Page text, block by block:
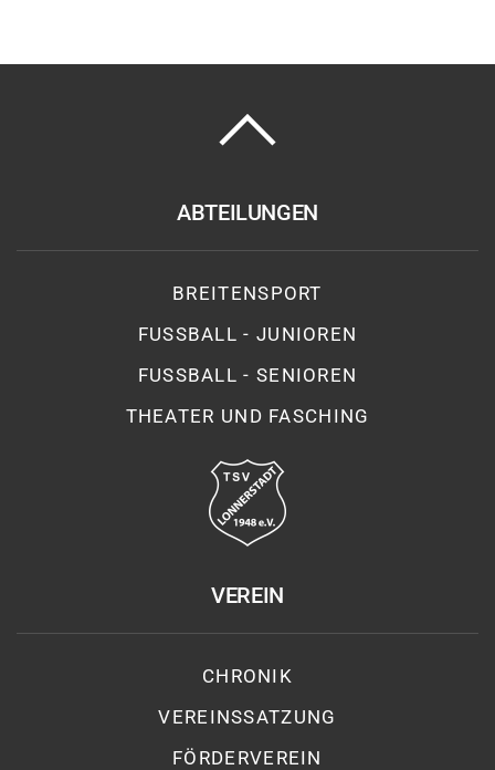
ABTEILUNGEN
BREITENSPORT
FUSSBALL - JUNIOREN
FUSSBALL - SENIOREN
THEATER UND FASCHING
VEREIN
CHRONIK
VEREINSSATZUNG
FÖRDERVEREIN